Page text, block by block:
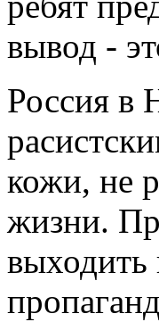
вывод -
Россия в
кожи, не
жизни.
выходить